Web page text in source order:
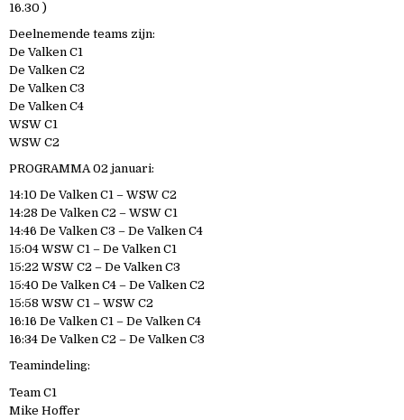
16.30 )
Deelnemende teams zijn:
De Valken C1
De Valken C2
De Valken C3
De Valken C4
WSW C1
WSW C2
PROGRAMMA 02 januari:
14:10 De Valken C1 – WSW C2
14:28 De Valken C2 – WSW C1
14:46 De Valken C3 – De Valken C4
15:04 WSW C1 – De Valken C1
15:22 WSW C2 – De Valken C3
15:40 De Valken C4 – De Valken C2
15:58 WSW C1 – WSW C2
16:16 De Valken C1 – De Valken C4
16:34 De Valken C2 – De Valken C3
Teamindeling:
Team C1
Mike Hoffer